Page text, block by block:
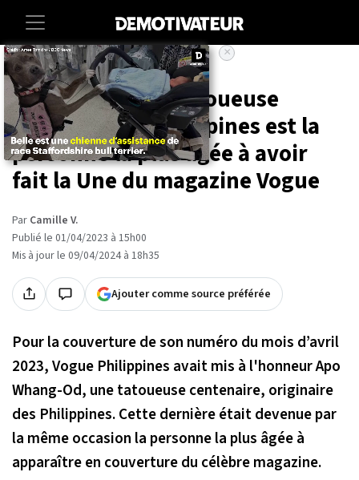
Accueil Lifestyle
À 107 ans, cette tatoueuse
indigène des Philippines est la
personne la plus âgée à avoir
fait la Une du magazine Vogue
Par Camille V.
Publié le 01/04/2023 à 15h00
Mis à jour le 09/04/2024 à 18h35
Ajouter comme source préférée
Pour la couverture de son numéro du mois d’avril
2023, Vogue Philippines avait mis à l'honneur Apo
Whang-Od, une tatoueuse centenaire, originaire
des Philippines. Cette dernière était devenue par
la même occasion la personne la plus âgée à
apparaître en couverture du célèbre magazine.
×